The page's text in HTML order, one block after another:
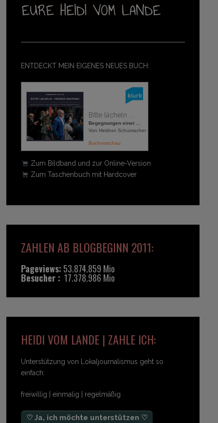
ENTDECKT MEIN EIGENES NEUES BUCH:
Bitte lächeln ...
Begegnungen einer ...
Von Heidrun Schumacher
Buchvorschau
Zum Bildband und zur Online-Version
Zum Taschenbuch mit Hardcover
ZAHLEN AB BLOGBEGINN 2011:
Pageviews: 53.874.859 Mio
Besucher : 17.378.986 Mio
HEIDI VOM LANDE | ZAHLE ICH:
Unterstützung von Lokaljournalismus geht so
einfach:
freiwillig | einmalig | regelmäßig
♡ Ja, ich möchte unterstützen ♡